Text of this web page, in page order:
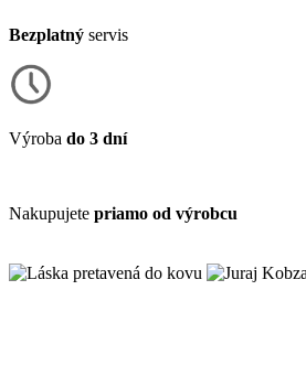
Bezplatný servis
Výroba do 3 dní
Nakupujete priamo od výrobcu